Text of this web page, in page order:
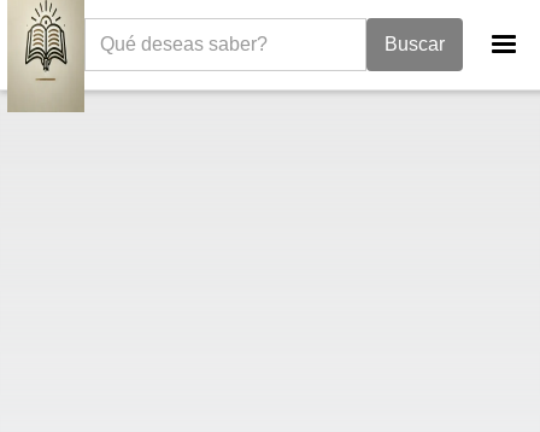
La Biblia